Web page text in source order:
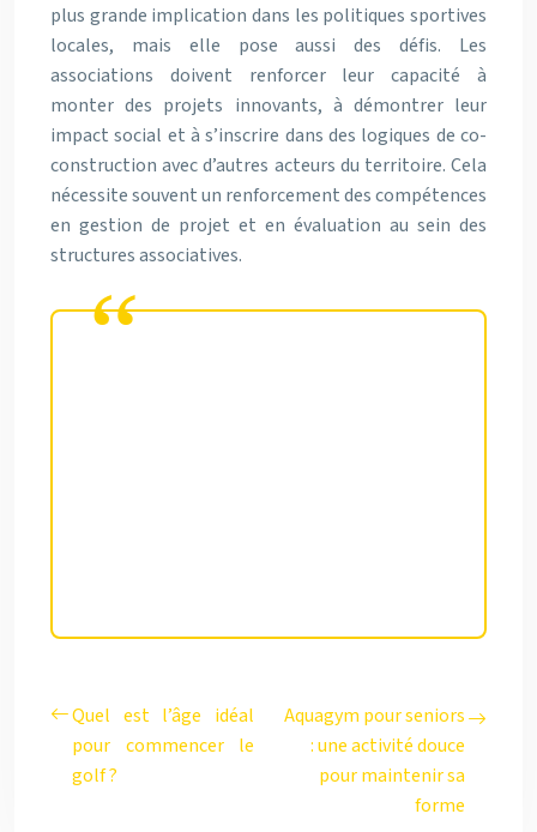
plus grande implication dans les politiques sportives
locales, mais elle pose aussi des défis. Les
associations doivent renforcer leur capacité à
monter des projets innovants, à démontrer leur
impact social et à s’inscrire dans des logiques de co-
construction avec d’autres acteurs du territoire. Cela
nécessite souvent un renforcement des compétences
en gestion de projet et en évaluation au sein des
structures associatives.
Quel est l’âge idéal
pour commencer le
golf ?
Aquagym pour seniors
: une activité douce
pour maintenir sa
forme